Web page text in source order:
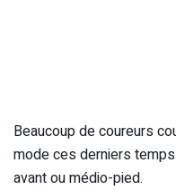
Beaucoup de coureurs
mode ces derniers
avant ou médio-pied.